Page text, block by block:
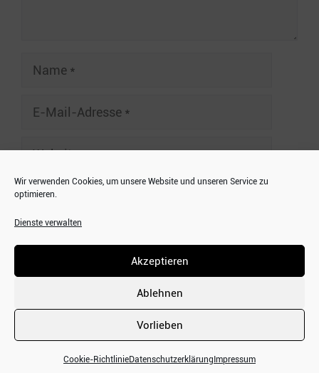
Wir verwenden Cookies, um unsere Website und unseren Service zu
optimieren.
Dienste verwalten
Akzeptieren
Ablehnen
Vorlieben
Cookie-RichtlinieDatenschutzerklärung Impressum
Website
A
l
r
a